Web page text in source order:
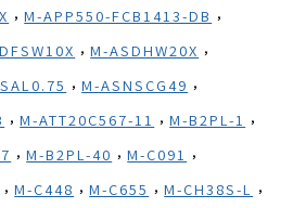
, M-APP550-FCB1413-DB ,
, M-ASDHW20X ,
, M-ASNSCG49 ,
, M-ATT20C567-11 , M-B2PL-1 ,
, M-B2PL-40 , M-C091 ,
, M-C448 , M-C655 , M-CH38S-L ,